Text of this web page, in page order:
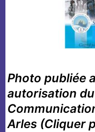
Photo publiée
autorisation
Arles (Cliquer